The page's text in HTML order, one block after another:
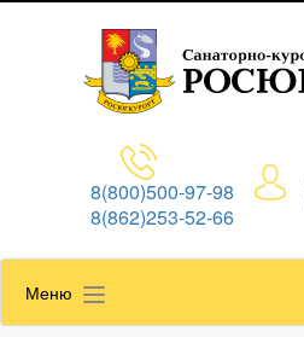
8(800)500-97-98
8(862)253-52-66
Меню